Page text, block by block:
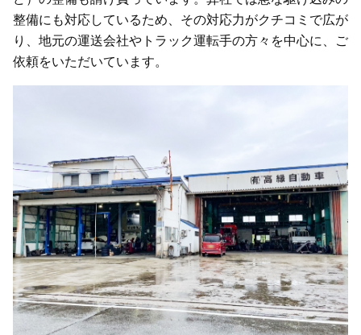
整備にも対応しているため、その対応力がクチコミで広が
り、地元の運送会社やトラック運転手の方々を中心に、ご
依頼をいただいています。